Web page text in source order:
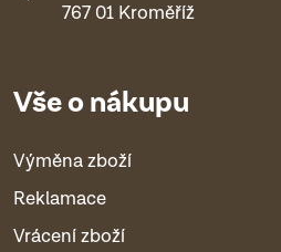
767 01 Kroměříž
Vše o nákupu
Výměna zboží
Reklamace
Vrácení zboží